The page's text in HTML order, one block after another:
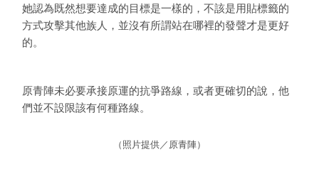
她認為既然想要達成的目標是一樣的，不該是用貼標籤的
方式攻擊其他族人，並沒有所謂站在哪裡的發聲才是更好
的。
原青陣未必要承接原運的抗爭路線，或者更確切的說，他
們並不設限該有何種路線。
（照片提供／原青陣）